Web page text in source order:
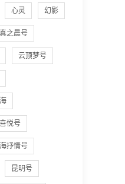
心灵 幻影
之晨号
云顶梦号
悦号
抒情号
昆明号